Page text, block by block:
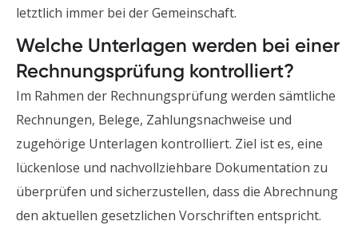
letztlich immer bei der Gemeinschaft.
Welche Unterlagen werden bei einer
Rechnungsprüfung kontrolliert?
Im Rahmen der Rechnungsprüfung werden sämtliche
Rechnungen, Belege, Zahlungsnachweise und
zugehörige Unterlagen kontrolliert. Ziel ist es, eine
lückenlose und nachvollziehbare Dokumentation zu
überprüfen und sicherzustellen, dass die Abrechnung
den aktuellen gesetzlichen Vorschriften entspricht.